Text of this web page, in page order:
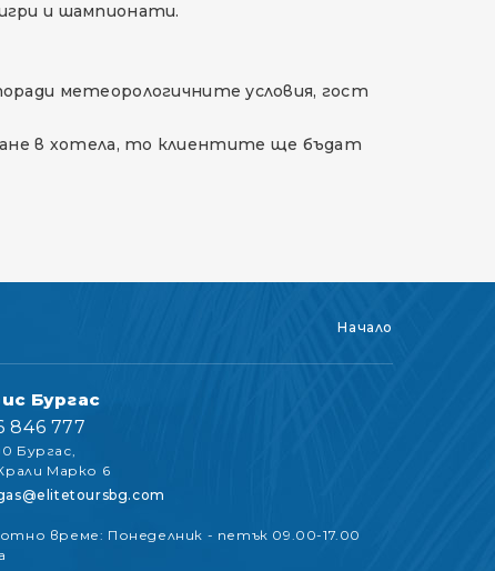
и шампионати.
метеорологичните условия, гост
в хотела, то клиентите ще бъдат
Начало
Бургас
846 777
Бургас,
Марко 6
време: Понеделник - петък 09.00-17.00